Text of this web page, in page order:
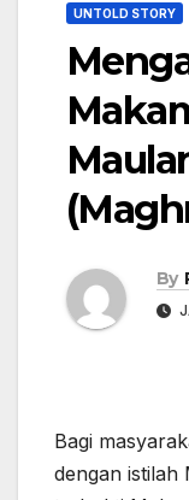
UNTOLD STORY
By
Bagi
dengan istilah